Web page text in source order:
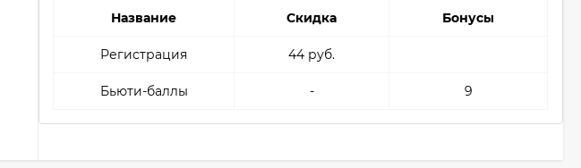
Название Скидка Бонусы
Регистрация 44 руб.
Бьюти-баллы - 9